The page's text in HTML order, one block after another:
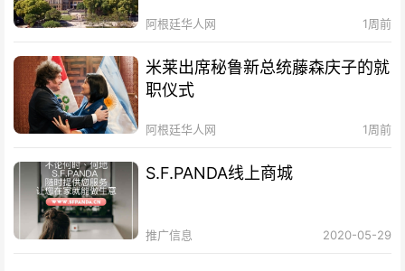
阿根廷华人网 1周前
米莱出席秘鲁新总统藤森庆子的就
职仪式
阿根廷华人网 1周前
S.F.PANDA线上商城
推广信息 2020-05-29